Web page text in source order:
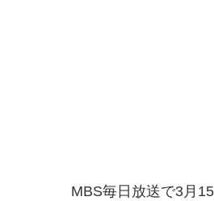
MBS毎日放送で3月